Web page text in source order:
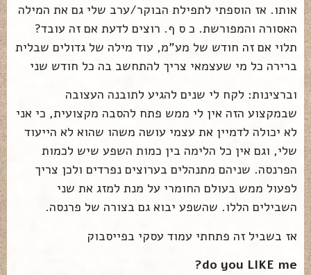
אותו. אז הוספתי לתפילת הבוקר/ערב שלי גם את המילה
האסורה והמפורשת. כ ס ף. רוצים לדעת אם זה עובד?
תלוי אם זה חודש של מע"מ, עוד מילה של גדולים שבלית
ברירה כל מי שעצמאי צריך להתחשב בה כל חודש שני
וברצינות: לקח לי שנים להגיע לתובנה העצובה
שבמקצוע הזה אין לי ממש פתח להסבה מקצועית, כי אני
לא יכולה לדמיין את עצמי עושה משהו שהוא לא הייעוד
שלי, וגם אין כל הלימה בין כמות השפע שיש לכמות
הפרנסה. שניהם מתנהלים בערוצים נפרדים ולכן צריך
לפעול ממש בעולם החומרי על מנת למזג את שני
השבילים הללו. שהשפע יבוא גם בצורה של פרנסה.
אז בשביל זה פתחתי עמוד עסקי בפייסבוק
do you LIKE me?